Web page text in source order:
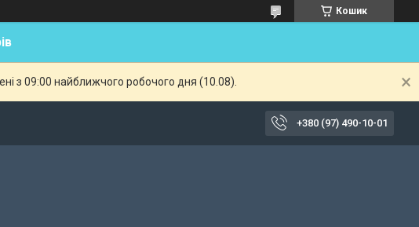
Кошик
з 09:00 найближчого робочого дня (10.08).
+380 (97) 490-10-01